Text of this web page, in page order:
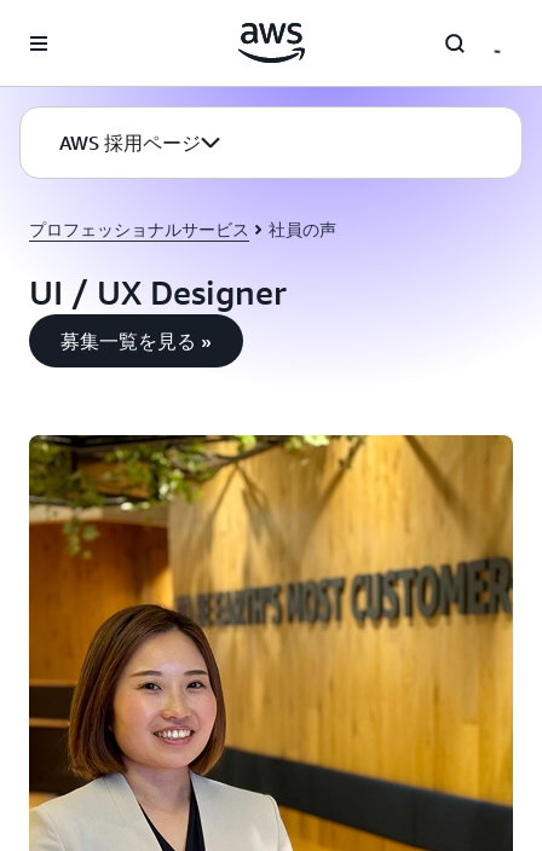
AWS 採用ページ
プロフェッショナルサービス 社員の声
UI / UX Designer
募集一覧を見る »